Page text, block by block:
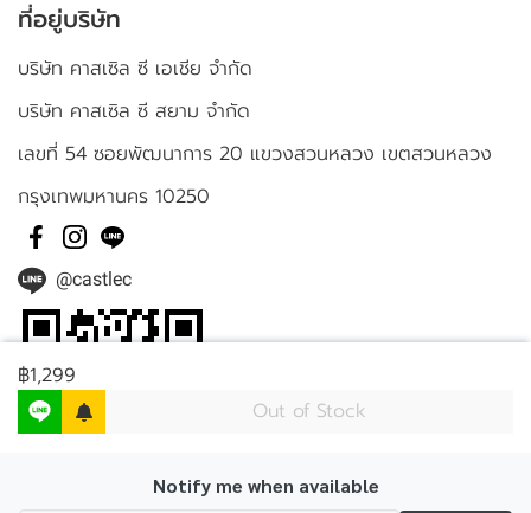
฿1,299
Out of Stock
Notify me when available
ที่อยู่บริษัท
บริษัท คาสเซิล ซี เอเชีย จำกัด
บริษัท คาสเซิล ซี สยาม จำกัด
เลขที่ 54 ซอยพัฒนาการ 20 แขวงสวนหลวง เขตสวนหลวง
กรุงเทพมหานคร 10250
@castlec